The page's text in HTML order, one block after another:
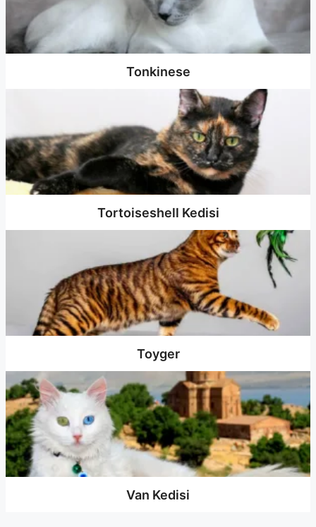
Tonkinese
Tortoiseshell Kedisi
Toyger
Van Kedisi